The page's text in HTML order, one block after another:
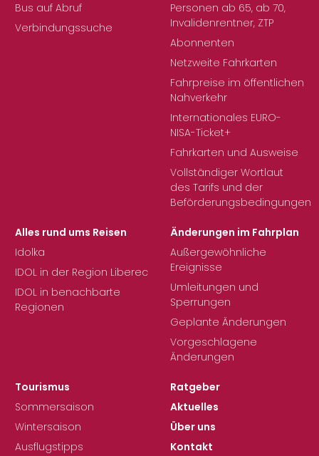
Bus auf Abruf
Verbindungssuche
Personen ab 65, ab 70,
Invalidenrentner, ZTP
Abonnenten
Netzweite Fahrkarten
Fahrpreise im öffentlichen
Nahverkehr
Internationales EURO-
NISA-Ticket+
Fahrkarten und Ausweise
Vollständiger Wortlaut
des Tarifs und der
Beförderungsbedingungen
Alles rund ums Reisen
Idolka
IDOL in der Region Liberec
IDOL in benachbarte
Regionen
Änderungen im Fahrplan
Außergewöhnliche
Ereignisse
Umleitungen und
Sperrungen
Geplante Änderungen
Vorgeschlagene
Änderungen
Tourismus
Sommersaison
Wintersaison
Ausflugstipps
Ratgeber
Aktuelles
Über uns
Kontakt